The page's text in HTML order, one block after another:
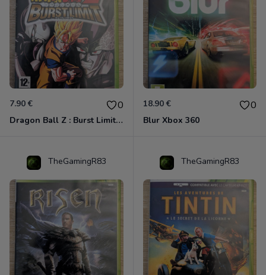
7.90 € 0
Dragon Ball Z : Burst Limit Xbox 360
18.90 € 0
Blur Xbox 360
TheGamingR83 TheGamingR83